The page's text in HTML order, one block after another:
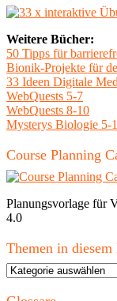
Weitere Bücher:
50 Tipps für
Bionik-Projekte für
33 Ideen Digitale
WebQuests 5-7
WebQuests 8-10
Mysterys Biologie 5-
Course Planning
Planungsvorlage für
4.0
Themen in diesem
Themen
diesem